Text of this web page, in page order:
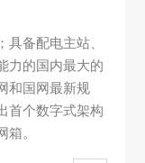
具备配电主站、
力的国内最大的
和国网最新规
首个数字式架构
箱。